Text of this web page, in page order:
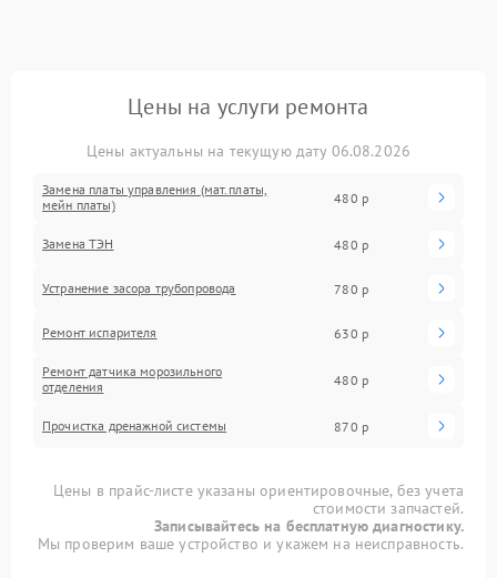
Цены на услуги ремонта
Цены актуальны на текущую дату 06.08.2026
Замена платы управления (мат.платы,
мейн платы)
480 р
Замена ТЭН 480 р
Устранение засора трубопровода 780 р
Ремонт испарителя 630 р
Ремонт датчика морозильного
отделения
480 р
Прочистка дренажной системы 870 р
Цены в прайс-листе указаны ориентировочные, без учета
стоимости запчастей.
Записывайтесь на бесплатную диагностику.
Мы проверим ваше устройство и укажем на неисправность.